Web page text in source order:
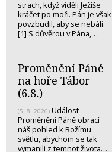
strach, když viděli Ježíše
kráčet po moři. Pán je však
povzbudil, aby se nebáli.
[1] S důvěrou v Pána,…
Proměnění Páně
na hoře Tábor
(6.8.)
(5. 8. 2026) Událost
Proměnění Páně obrací
náš pohled k Božímu
světlu, abychom se tak
vymanili z temnot života…